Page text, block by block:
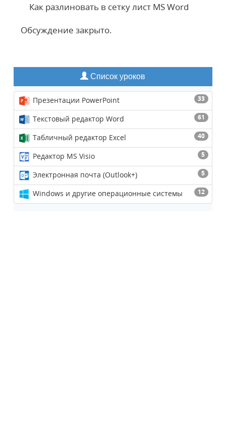
Как разлиновать в сетку лист MS Word
Обсуждение закрыто.
Список уроков
33
Презентации PowerPoint
61
Текстовый редактор Word
40
Табличный редактор Excel
5
Редактор MS Visio
5
Электронная почта (Outlook+)
12
Windows и другие операционные системы